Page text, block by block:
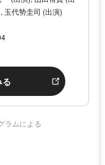
玉代㔟圭司 (出演)
ラムによる